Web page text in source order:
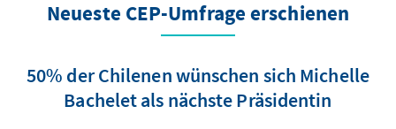
Neueste CEP-Umfrage erschienen
50% der Chilenen wünschen sich Michelle
Bachelet als nächste Präsidentin